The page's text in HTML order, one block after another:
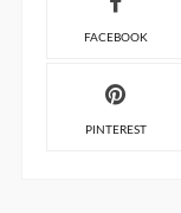
FACEBOOK
PINTEREST